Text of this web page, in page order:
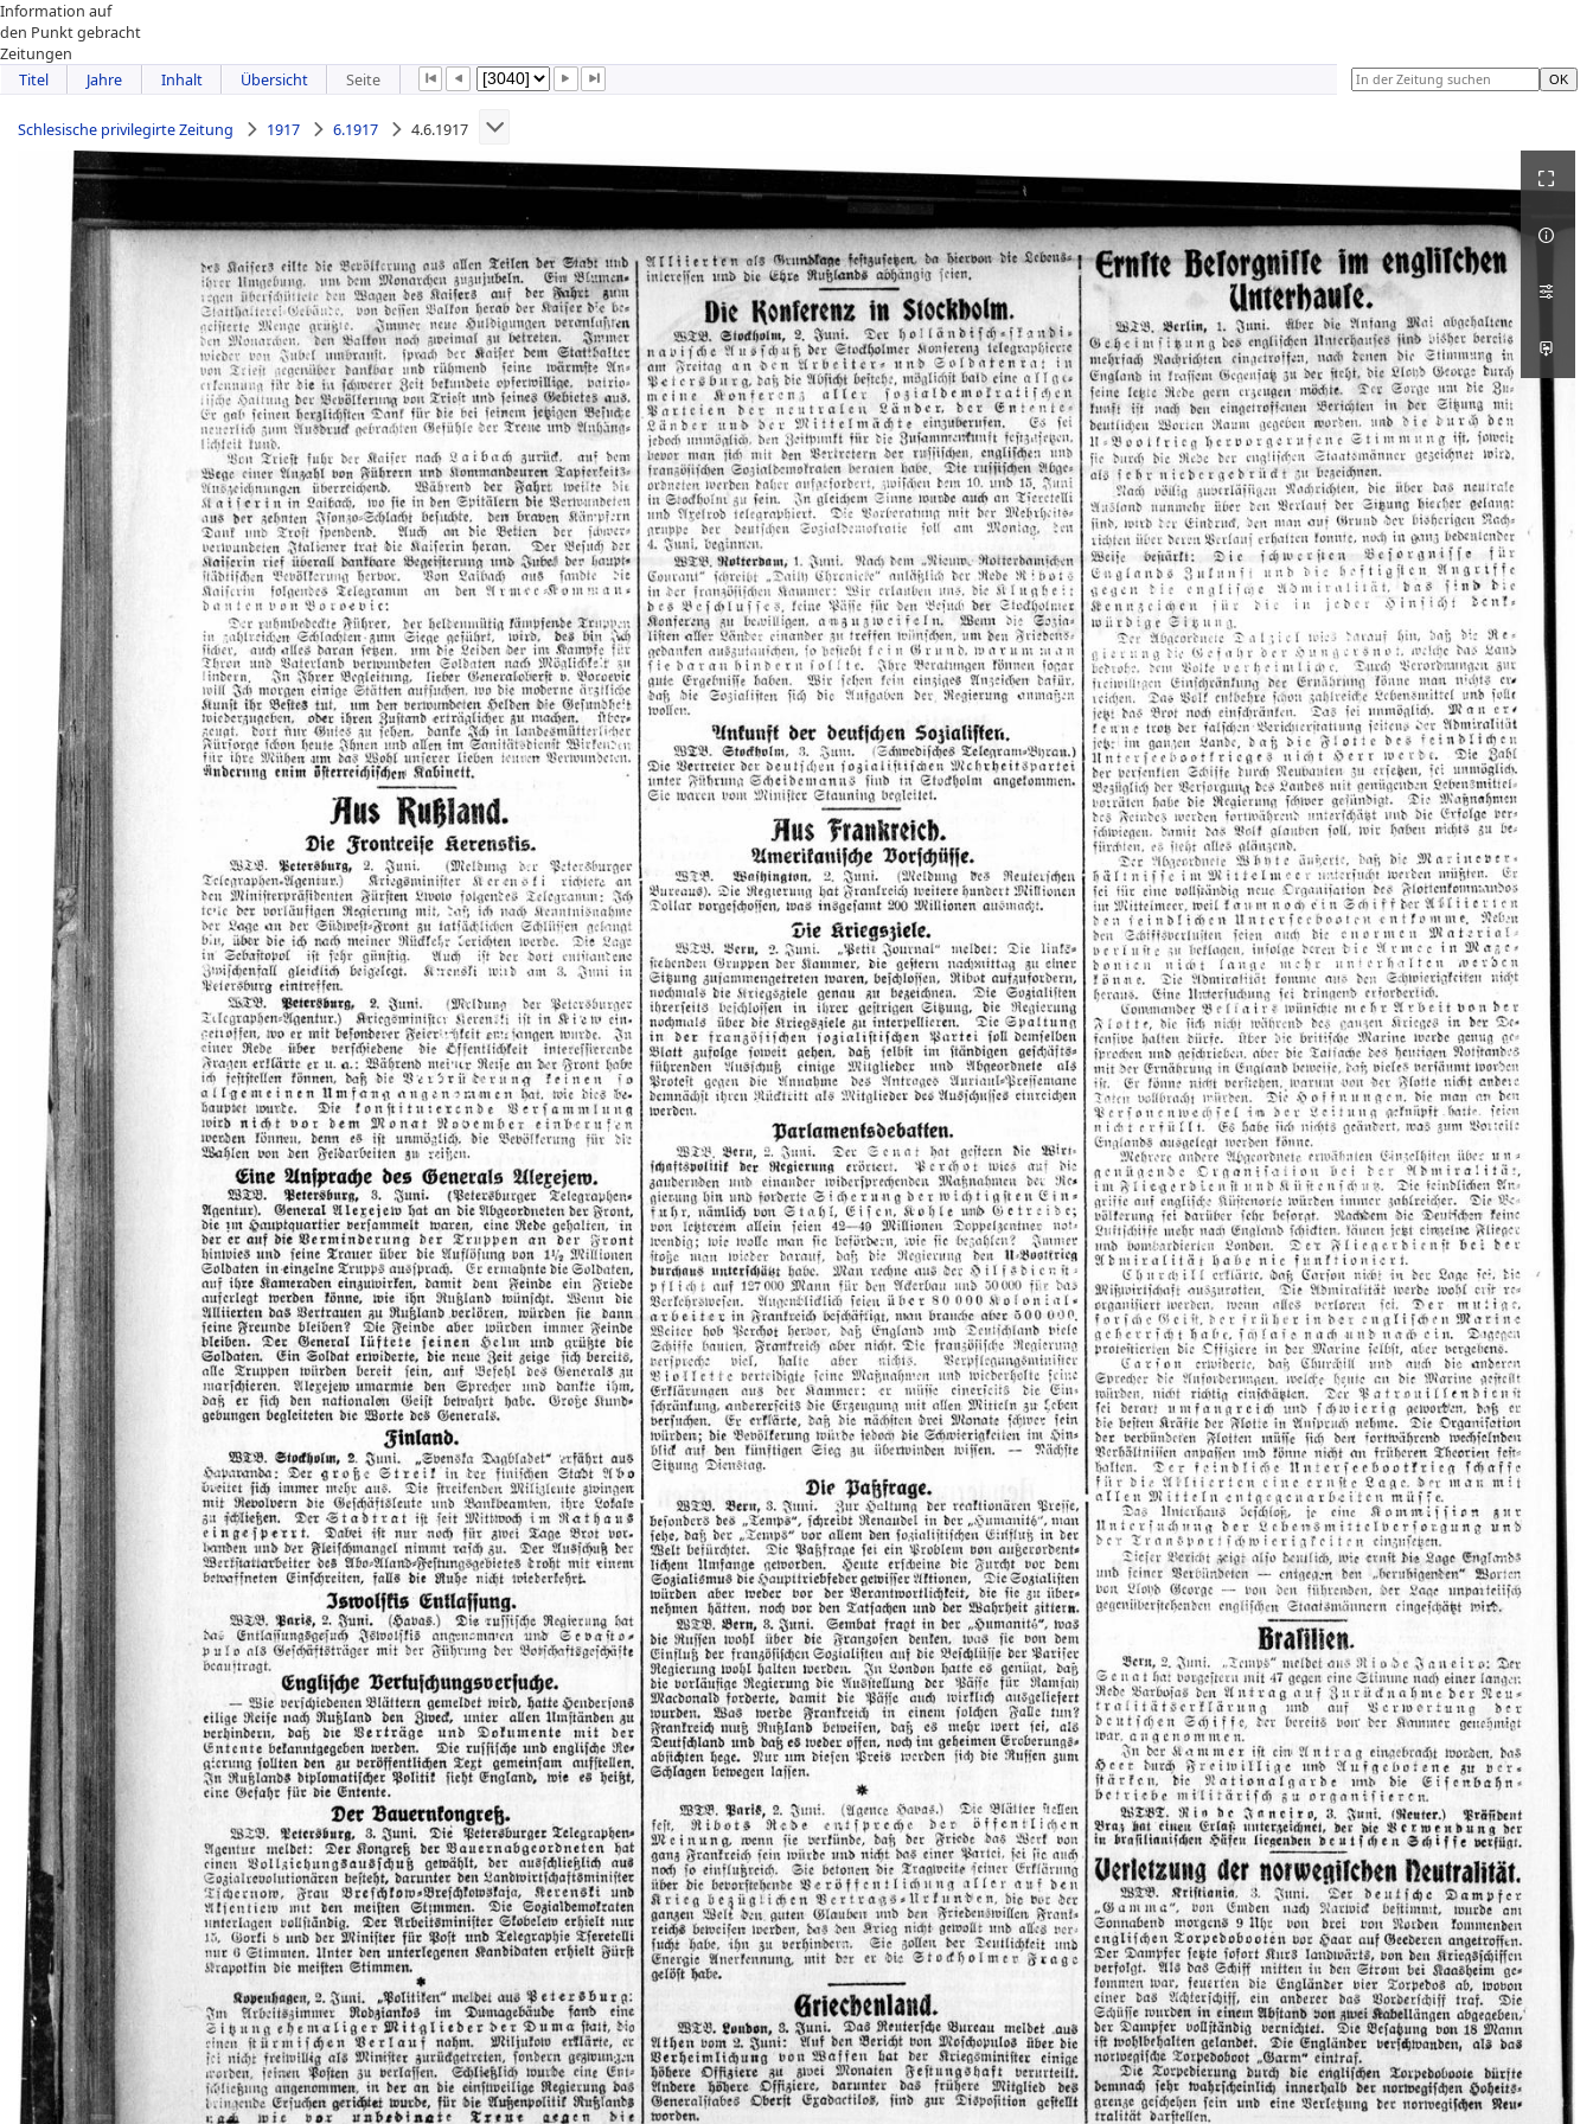
Information auf
den Punkt gebracht
Zeitungen
Titel
Jahre Inhalt Übersicht Seite
Schlesische privilegirte Zeitung 1917 6.1917 4.6.1917